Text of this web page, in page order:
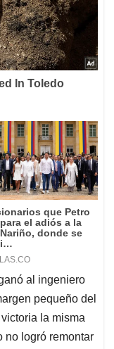
al ingeniero
pequeño del
la misma
no logró remontar